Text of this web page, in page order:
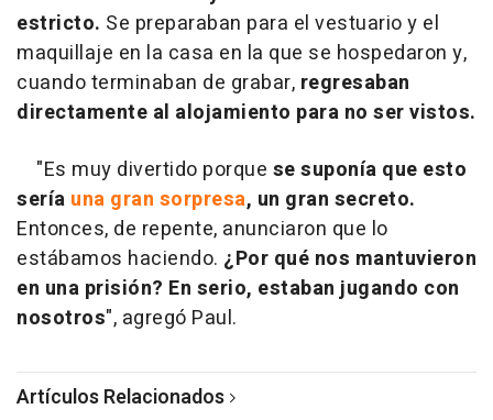
estricto. Se preparaban para el vestuario y el
maquillaje en la casa en la que se hospedaron y,
cuando terminaban de grabar, regresaban
directamente al alojamiento para no ser vistos.
"Es muy divertido porque se suponía que esto
sería una gran sorpresa, un gran secreto.
Entonces, de repente, anunciaron que lo
estábamos haciendo. ¿Por qué nos mantuvieron
en una prisión? En serio, estaban jugando con
nosotros", agregó Paul.
Artículos Relacionados